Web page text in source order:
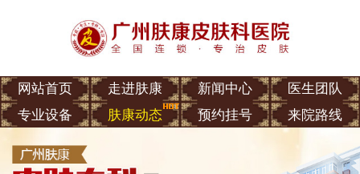
网站首页 走进肤康 新闻中心
医生团队
专业设备
肤康动态 预约挂号 来院路线